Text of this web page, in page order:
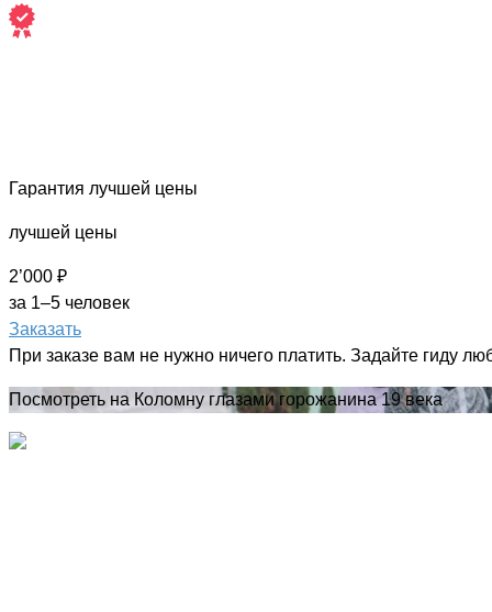
Гарантия лучшей цены
лучшей цены
2’000 ₽
за 1–5 человек
Заказать
При заказе вам не нужно ничего платить. Задайте гиду
Посмотреть на Коломну глазами горожанина 19 века